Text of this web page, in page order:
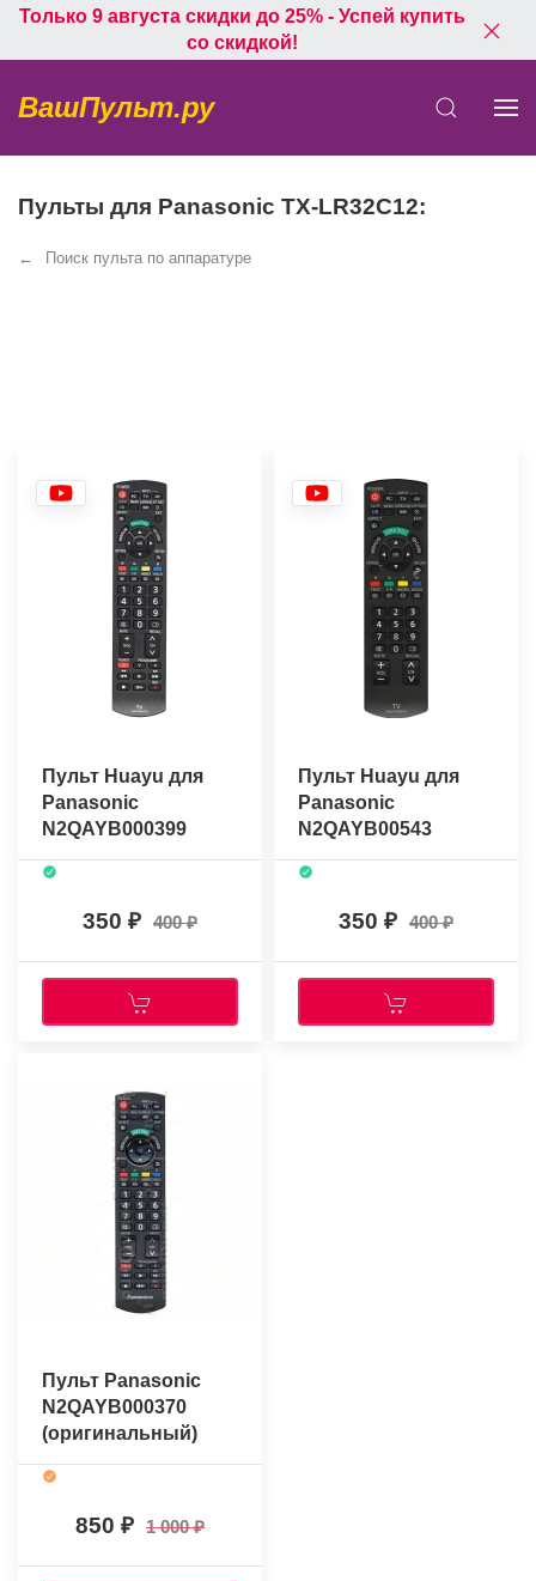
Только 9 августа скидки до 25% - Успей купить
со скидкой!
ВашПульт.ру
Пульты для Panasonic TX-LR32C12:
Поиск пульта по аппаратуре
Пульт Huayu для
Panasonic
N2QAYB000399
350 400
Пульт Huayu для
Panasonic
N2QAYB00543
350 400
Пульт Panasonic
N2QAYB000370
(оригинальный)
850 1 000